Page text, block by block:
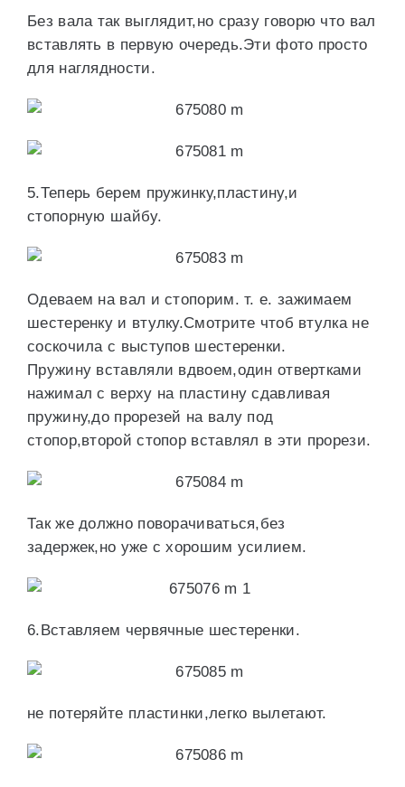
Без вала так выглядит,но сразу говорю что вал
вставлять в первую очередь.Эти фото просто
для наглядности.
5.Теперь берем пружинку,пластину,и
стопорную шайбу.
Одеваем на вал и стопорим. т. е. зажимаем
шестеренку и втулку.Смотрите чтоб втулка не
соскочила с выступов шестеренки.
Пружину вставляли вдвоем,один отвертками
нажимал с верху на пластину сдавливая
пружину,до прорезей на валу под
стопор,второй стопор вставлял в эти прорези.
Так же должно поворачиваться,без
задержек,но уже с хорошим усилием.
6.Вставляем червячные шестеренки.
не потеряйте пластинки,легко вылетают.